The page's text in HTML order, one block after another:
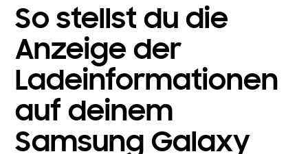
So stellst du die
Anzeige der
Ladeinformationen
auf deinem
Samsung Galaxy